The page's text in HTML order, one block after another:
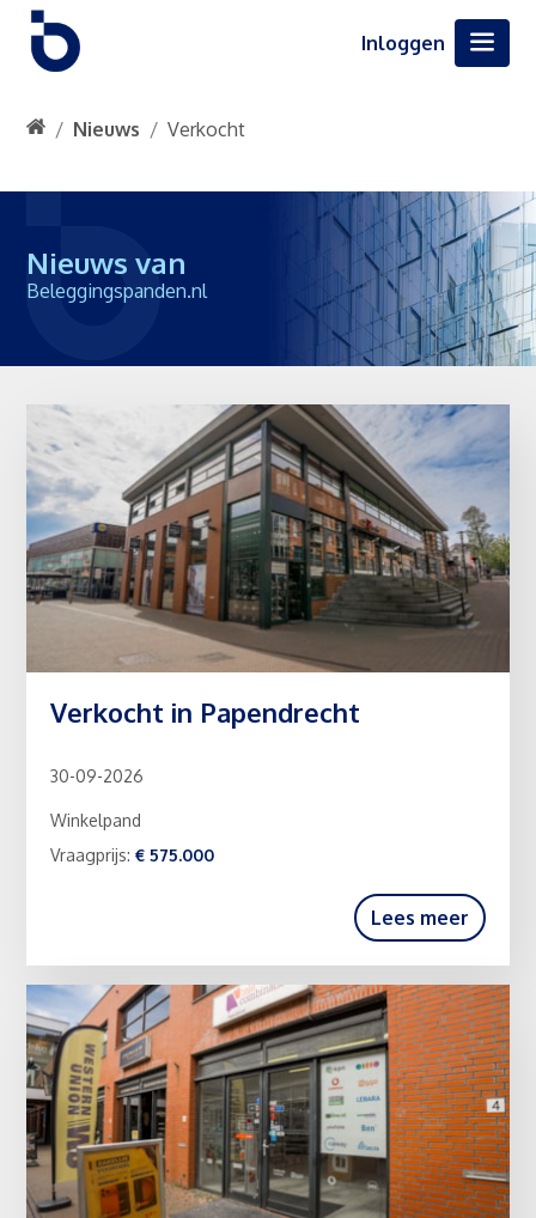
Inloggen
Nieuws Verkocht
Nieuws van
Beleggingspanden.nl
Verkocht in Papendrecht
30-09-2026
Winkelpand
Vraagprijs:€ 575.000
Lees meer